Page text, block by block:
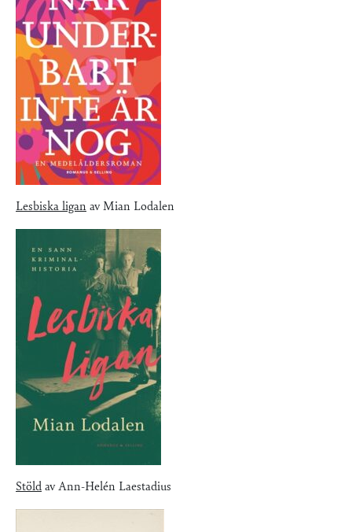
Lesbiska ligan av Mian Lodalen
Stöld av Ann-Helén Laestadius